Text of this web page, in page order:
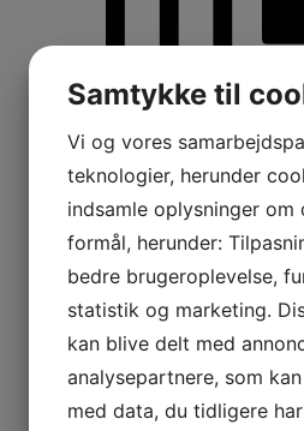
Vinkøleskabe
Vinkøleskabe
Samtykke til
Vi og vores
teknologier, herunder
indsamle oplysninger
formål, herunder:
bedre brugeroplevelse,
statistik og marketing.
kan blive delt med
analysepartnere, som
med data, du tidligere